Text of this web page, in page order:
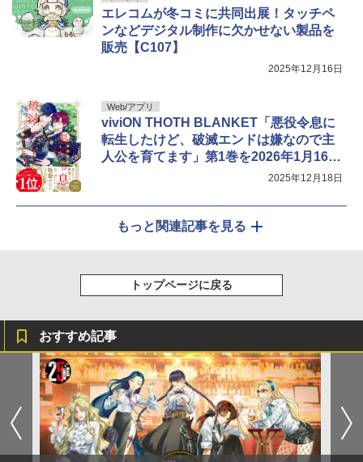
エレコムが冬コミに共同出展！タッチペ
ンなどデジタル制作に欠かせない製品を
販売【C107】
2025年12月16日
Web/アプリ
viviON THOTH BLANKET「悪役令息に
転生したけど、破滅エンドは嫌なので主
人公を育てます」第1巻を2026年1月16日
2025年12月18日
もっと関連記事を見る
トップページに戻る
おすすめ記事